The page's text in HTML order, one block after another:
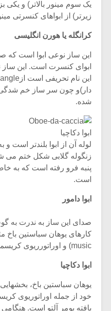
یک سوم مینور بالاتر) و یکی
زیرتر) از ابواهای کنسرتی
کرانگله یا هورن انگلیسی
این ساز نوعی ابوا است که
ابوای کنسرت است. این
دار)و چون سر ساز خم شدگی
شده.
ابوا دکاچیا
لوله آن از ابوا بلندتر است و
زنگوله گلابی شکل ختم می
پنبه فرو رفته است که به
است.
ابوا دامور
صدای این ساز به ندرت به
music) و اوراتورریوی کریسمس.
ابوا دکاچیا
یوهان سباستین باخ،
خود از جمله اوراتوریوی
یافته پومر آلتو است. هنگامی